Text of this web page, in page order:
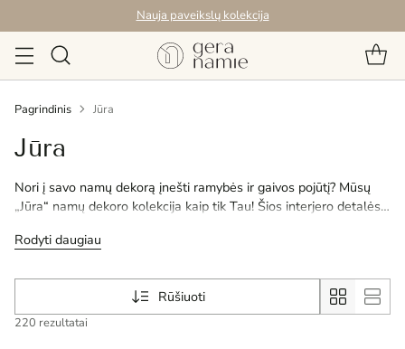
Nauja paveikslų kolekcija
Pagrindinis Jūra
Jūra
Nori į savo namų dekorą įnešti ramybės ir gaivos pojūtį? Mūsų
„Jūra“ namų dekoro kolekcija kaip tik Tau! Šios interjero detalės,
praturtins Tavo sienų dekorą natūraliais vandens motyvais. Tai
harmonijos, puikiai tinkančios tiek moderniam, tiek klasikiniam
interjerui. Atrask jūros įkvėptą meną ir suteik savo namams
stilingą bei raminančią atmosferą.
Rodyti daugiau
Rūšiuoti
220 rezultatai